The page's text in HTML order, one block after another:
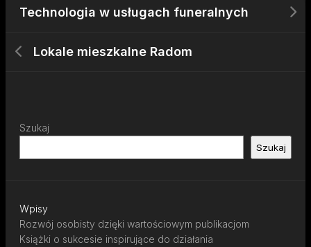
Technologia w usługach funeralnych
Lokale mieszkalne Radom
Szukaj
Szukaj
Wpisy
Rozwój osobisty dzięki wartościowym publikacjom
Książki o sukcesie inspirujące do działania